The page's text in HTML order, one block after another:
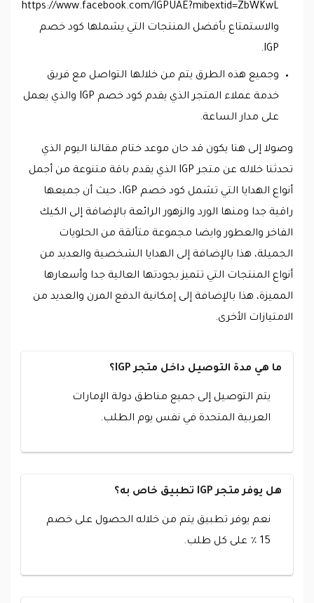
https://www.facebook.com/IGPUAE?mibextid=ZbWKwL
والاستمتاع بأفضل المنتجات التي يشملها كود خصم
IGP.
وجميع هذه الطرق يتم من خلالها التواصل مع فريق
خدمة عملاء المتجر الذي يقدم كود خصم IGP والذي يعمل
على مدار الساعة.
وصولا إلى هنا يكون قد حان موعد ختام مقالنا اليوم الذي
تحدثنا خلاله عن متجر IGP الذي يقدم باقة متنوعة من أجمل
أنواع الهدايا التي تشمل كود خصم IGP، حيث أن جميعها
راقية جدا ومنها الورد والزهور الرائعة بالإضافة إلى الكيك
الفاخر والعطور وايضا مجموعة متألقة من الحلويات
الجميلة، هذا بالإضافة إلى الهدايا الشخصية والعديد من
أنواع المنتجات التي تتميز بجودتها العالية جدا وأسعارها
المميزة، هذا بالإضافة إلى إمكانية الدفع المرن والعديد من
الامتيازات الأخرى.
ما هي مدة التوصيل داخل متجر IGP؟
يتم التوصيل إلى جميع مناطق دولة الإمارات
العربية المتحدة في نفس يوم الطلب.
هل يوفر متجر IGP تطبيق خاص به؟
نعم يوفر تطبيق يتم من خلاله الحصول على خصم
15 ٪ على كل طلب.